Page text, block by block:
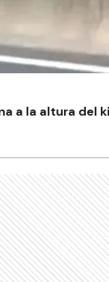
a la altura del